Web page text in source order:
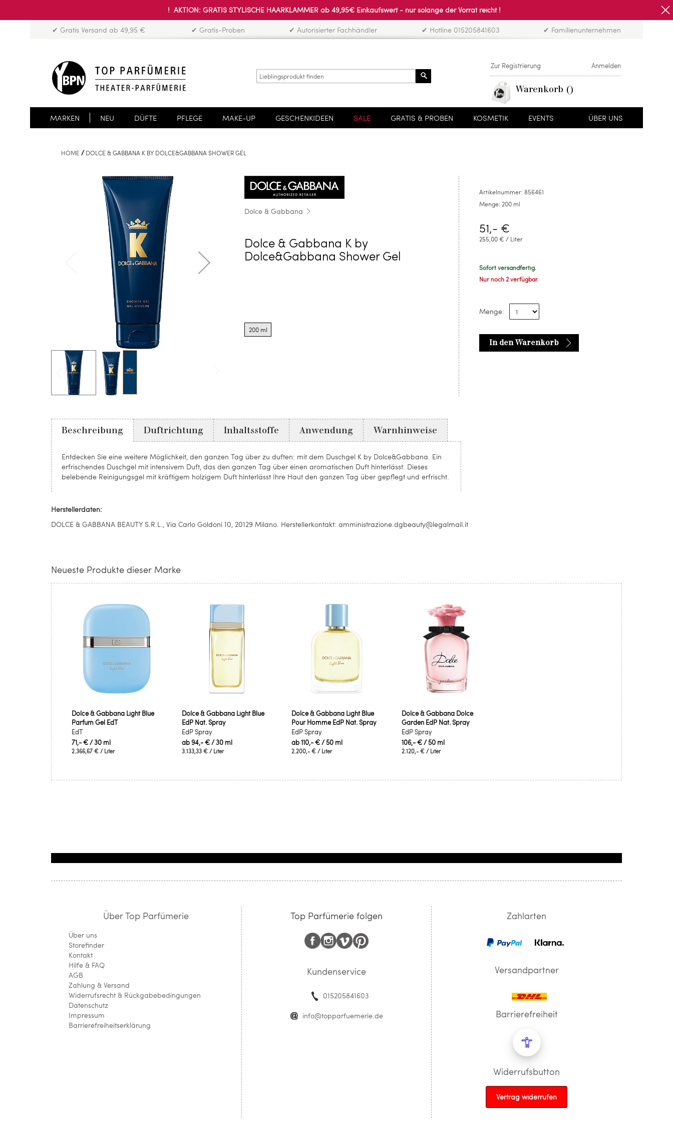
! AKTION: GRATIS STYLISCHE HAARKLAMMER ab 49,95€ Einkaufswert - nur solange der Vorrat reicht !
✔ Gratis Versand ab 49,95 € ✔ Gratis-Proben ✔ Autorisierter Fachhändler ✔ Hotline 015205841603 ✔ Familienunternehmen
Zur Registrierung Anmelden
Warenkorb
MARKEN NEU DÜFTE PFLEGE MAKE-UP GESCHENKIDEEN SALE GRATIS & PROBEN KOSMETIK EVENTS ÜBER UNS
HOME DOLCE & GABBANA K BY DOLCE&GABBANA SHOWER GEL
Dolce & Gabbana
Dolce & Gabbana K by
Dolce&Gabbana Shower Gel
options
for
200 ml
Artikelnummer: 856461
Menge: 200 ml
51,- €
255,00 € / Liter
Sofort versandfertig.
Nur noch 2 verfügbar
Menge:
In den Warenkorb
Beschreibung
Entdecken Sie eine weitere Möglichkeit, den ganzen Tag über zu duften: mit dem Duschgel K by Dolce&Gabbana. Ein
erfrischendes Duschgel mit intensivem Duft, das den ganzen Tag über einen aromatischen Duft hinterlässt. Dieses
belebende Reinigungsgel mit kräftigem holzigem Duft hinterlässt Ihre Haut den ganzen Tag über gepflegt und erfrischt.
Duftrichtung Inhaltsstoffe Anwendung Warnhinweise
Herstellerdaten:
DOLCE & GABBANA BEAUTY S.R.L., Via Carlo Goldoni 10, 20129 Milano. Herstellerkontakt: amministrazione.dgbeauty@legalmail.it
Neueste Produkte dieser Marke
Dolce & Gabbana Light Blue
Parfum Gel EdT
EdT
71,- €/ 30 ml
2.366,67 € / Liter
Dolce & Gabbana Light Blue
EdP Nat. Spray
EdP Spray
ab94,- €/ 30 ml
3.133,33 €/ Liter
Dolce & Gabbana Light Blue
Pour Homme EdP Nat. Spray
EdP Spray
ab110,- €/ 50 ml
2.200,- € / Liter
Dolce & Gabbana Dolce
Garden EdP Nat. Spray
EdP Spray
106,- €/ 50 ml
2.120,- €/ Liter
Über Top Parfümerie
Über uns
Storefinder
Kontakt
Hilfe & FAQ
AGB
Zahlung & Versand
Widerrufsrecht & Rückgabebedingungen
Datenschutz
Impressum
Barrierefreiheitserklärung
Top Parfümerie folgen
Kundenservice
015205841603
info@topparfuemerie.de
Zahlarten
Versandpartner
Barrierefreiheit
Widerrufsbutton
Vertrag widerrufen